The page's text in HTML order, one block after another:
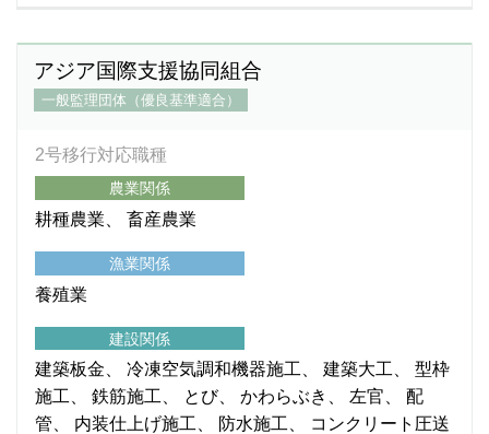
アジア国際支援協同組合
一般監理団体（優良基準適合）
2号移行対応職種
農業関係
耕種農業 畜産農業
漁業関係
養殖業
建設関係
建築板金 冷凍空気調和機器施工 建築大工
型枠
施工
鉄筋施工 とび かわらぶき 左官
配
管
内装仕上げ施工 防水施工
コンクリート圧送